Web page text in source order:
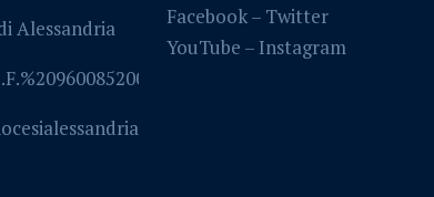
Alessandria
Facebook– Twitter
YouTube – Instagram